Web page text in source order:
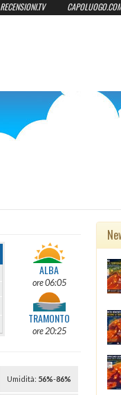
ALBA
ore 06:05
TRAMONTO
ore 20:25
Umidità: 56%-86%
RECENSIONI.TV